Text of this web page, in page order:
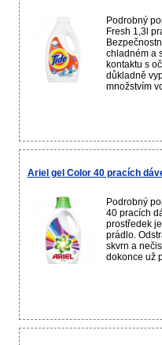
Podrobný
Fresh 1,3l
chladném a
kontaktu s
důkladně
množstvím
Ariel gel Color 40 pracích
Podrobný
40 pracích
prostředek
prádlo.
skvrn a
dokonce už